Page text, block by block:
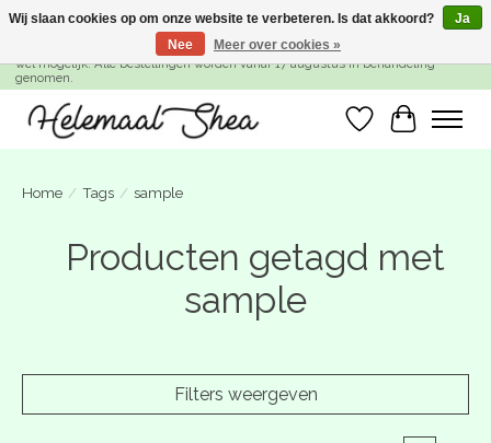
SUMMER BREAK! Wij zijn gesloten van 27 juli t/m 16 augustus. Bestellen is nog
wel mogelijk. Alle bestellingen worden vanaf 17 augustus in behandeling
genomen.
Verlanglijst
Home / Tags / sample
Producten getagd met
sample
Filters weergeven
Wij slaan cookies op om onze website te verbeteren. Is dat akkoord?
Ja
Nee
Meer over cookies »